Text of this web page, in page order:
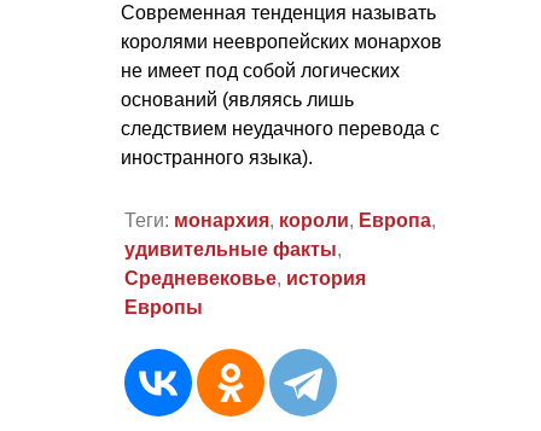
Современная тенденция называть
королями неевропейских монархов
не имеет под собой логических
оснований (являясь лишь
следствием неудачного перевода с
иностранного языка).
Теги: монархия, короли, Европа,
удивительные факты,
Средневековье, история
Европы